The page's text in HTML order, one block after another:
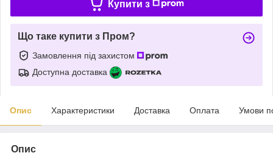
Купити з
Що таке купити з Пром?
Замовлення під захистом
Доступна доставка
Опис Характеристики Доставка Оплата Умови
Опис